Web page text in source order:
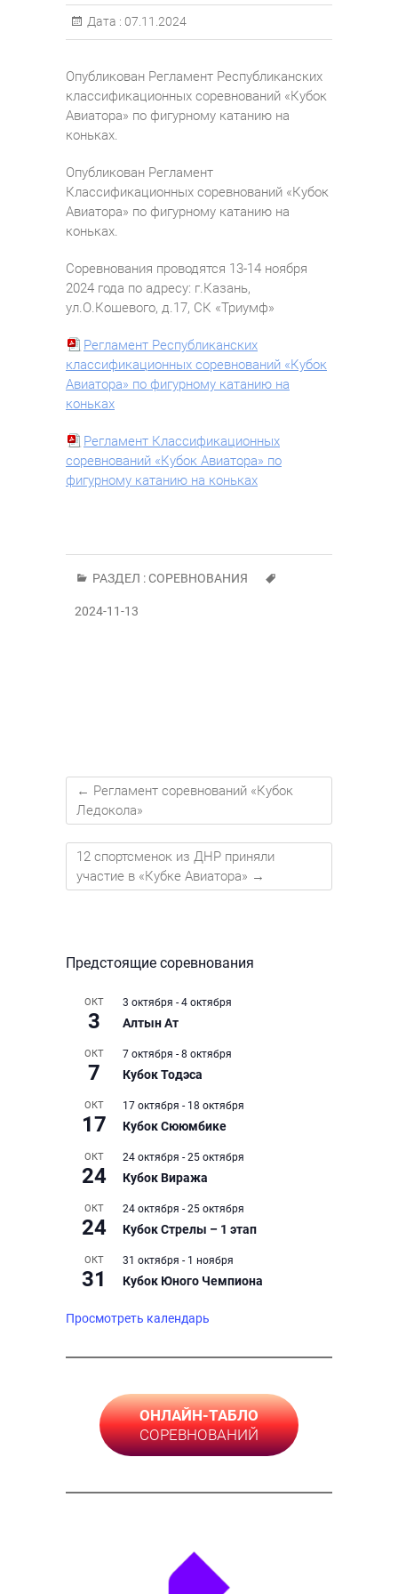
Дата : 07.11.2024
Опубликован Регламент Республиканских
классификационных соревнований «Кубок
Авиатора» по фигурному катанию на
коньках.
Опубликован Регламент
Классификационных соревнований «Кубок
Авиатора» по фигурному катанию на
коньках.
Соревнования проводятся 13-14 ноября
2024 года по адресу: г.Казань,
ул.О.Кошевого, д.17, СК «Триумф»
Регламент Республиканских
классификационных соревнований «Кубок
Авиатора» по фигурному катанию на
коньках
Регламент Классификационных
соревнований «Кубок Авиатора» по
фигурному катанию на коньках
РАЗДЕЛ :СОРЕВНОВАНИЯ
2024-11-13
← Регламент соревнований «Кубок
Ледокола»
12 спортсменок из ДНР приняли
участие в «Кубке Авиатора» →
Предстоящие соревнования
ОКТ
3
3 октября - 4 октября
Алтын Ат
ОКТ
7
7 октября - 8 октября
Кубок Тодэса
ОКТ
17
17 октября - 18 октября
Кубок Сююмбике
ОКТ
24
24 октября - 25 октября
Кубок Виража
ОКТ
24
24 октября - 25 октября
Кубок Стрелы – 1 этап
ОКТ
31
31 октября - 1 ноября
Кубок Юного Чемпиона
Просмотреть календарь
ОНЛАЙН-ТАБЛО
СОРЕВНОВАНИЙ